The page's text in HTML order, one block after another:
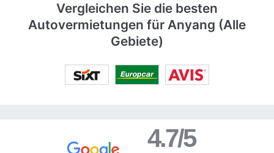
Vergleichen Sie die besten
Autovermietungen für Anyang (Alle
Gebiete)
4.7/5